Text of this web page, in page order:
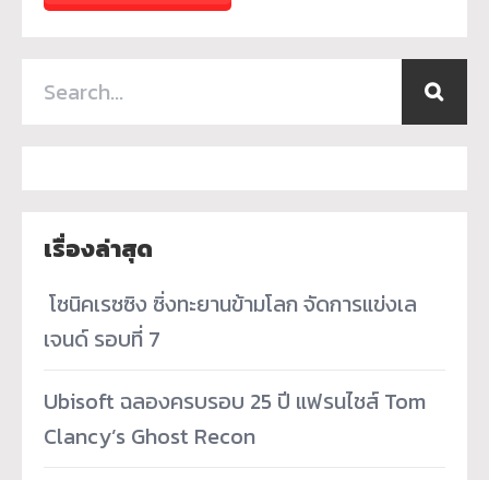
เรื่องล่าสุด
­ โซนิคเรซซิง ซิ่งทะยานข้ามโลก จัดการแข่งเล
เจนด์ รอบที่ 7
Ubisoft ฉลองครบรอบ 25 ปี แฟรนไชส์ Tom
Clancy’s Ghost Recon